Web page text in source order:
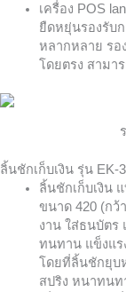
เครื่อง POS
ยืดหยุ่นรองรับ
หลากหลาย ​รอ
โดยตรง สามา
ลิ้นชักเก็บเงิน รุ่น EK-
ลิ้นชักเก็บเงิน
ขนาด 420 (กว้
งาน ใส่ธนบัตร
ทนทาน แข็งแร
โดยที่ลิ้นชักยุบ
สปริง หนาทนท